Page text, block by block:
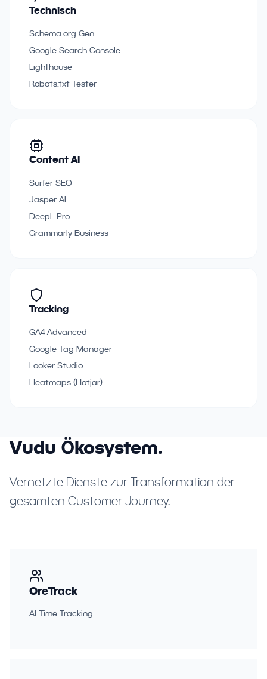
Technisch
Schema.org Gen
Google Search Console
Lighthouse
Robots.txt Tester
Content AI
Surfer SEO
Jasper AI
DeepL Pro
Grammarly Business
Tracking
GA4 Advanced
Google Tag Manager
Looker Studio
Heatmaps (Hotjar)
Vudu Ökosystem.
Vernetzte Dienste zur Transformation der
gesamten Customer Journey.
OreTrack
AI Time Tracking.